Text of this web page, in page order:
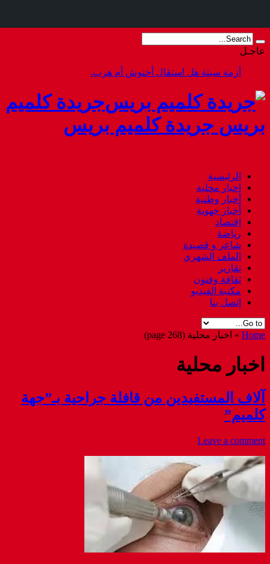
عاجـل
أزمة سبتة هل استقال أخنوش أم هرب.
جريدة كلميم
بريس جريدة كلميم بريس
الرئيسية
اخبار محلية
أخبار وطنية
أخبار جهوية
إقتصاد
رياضة
شاعر و قصيدة
الملف الشهري
تقارير
ثقافة وفنون
مكتبة الفيديو
إتصل بنا
Home
» اخبار محلية (page 268)
اخبار محلية
آلاف المستفيدين من قافلة جراحية بـ”جهة
كلميم”
Leave a comment